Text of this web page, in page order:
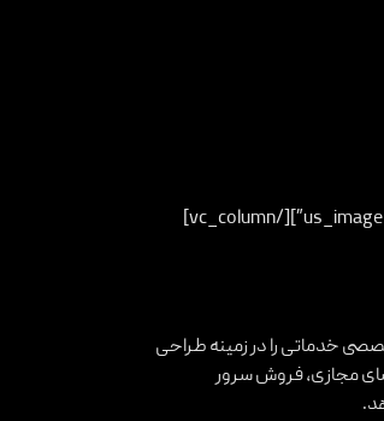
[vc_row][vc_column width=”1/2″][us_image image=”18371″ size=”full”][/vc_column]
خدماتی را در زمینه طراحی
مجازی، فروش سرور